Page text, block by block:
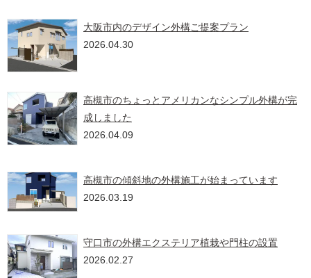
大阪市内のデザイン外構ご提案プラン
2026.04.30
高槻市のちょっとアメリカンなシンプル外構が完
成しました
2026.04.09
高槻市の傾斜地の外構施工が始まっています
2026.03.19
守口市の外構エクステリア植栽や門柱の設置
2026.02.27